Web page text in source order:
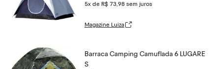
5x de R$ 73,98 sem juros
Magazine Luiza
Barraca Camping Camuflada 6 LUGARE
S